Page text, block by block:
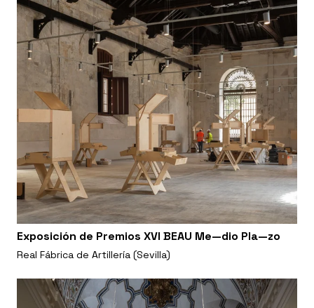
Exposición de Premios XVI BEAU Me—dio Pla—zo
Real Fábrica de Artillería (Sevilla)